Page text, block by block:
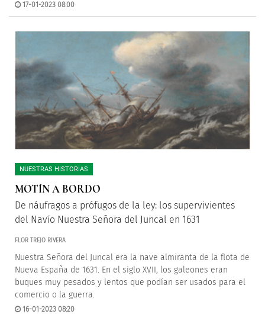
17-01-2023 08:00
NUESTRAS HISTORIAS
MOTÍN A BORDO
De náufragos a prófugos de la ley: los supervivientes
del Navío Nuestra Señora del Juncal en 1631
FLOR TREJO RIVERA
Nuestra Señora del Juncal era la nave almiranta de la flota de
Nueva España de 1631. En el siglo XVII, los galeones eran
buques muy pesados y lentos que podían ser usados para el
comercio o la guerra.
16-01-2023 08:20